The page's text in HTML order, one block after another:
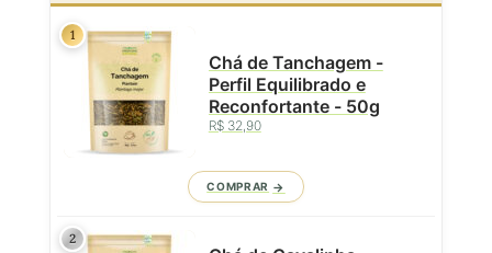
1
Chá de Tanchagem -
Perfil Equilibrado e
Reconfortante - 50g
R$ 32,90
COMPRAR
2